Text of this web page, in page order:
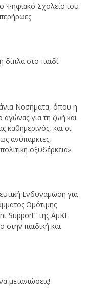
Ψηφιακό Σχολείο του
δίπλα στο παιδί
Νοσήματα, όπου η
αγώνας για τη ζωή και
καθημερινός, και οι
ανύπαρκτες,
οξυδέρκεια».
Ενδυνάμωση για
Ομότιμης
Support” της ΑμΚΕ
παιδική και
μετανιώσεις!